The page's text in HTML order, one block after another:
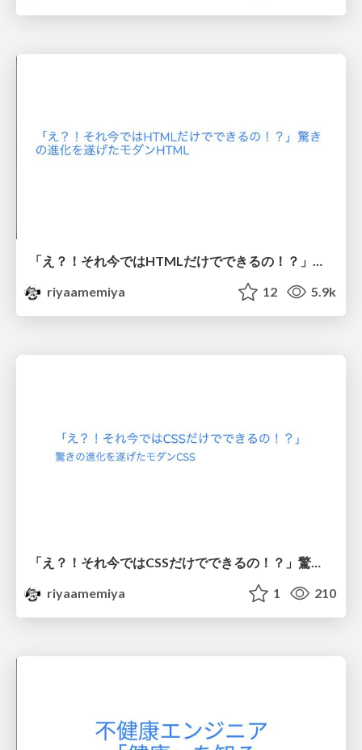
「え？！それ今ではHTMLだけでできるの！？」驚きの進化を遂げたモダンHTML
riyaamemiya
12 5.9k
「え？！それ今ではCSSだけでできるの！？」驚きの進化を遂げたモダンCSS
riyaamemiya
1 210